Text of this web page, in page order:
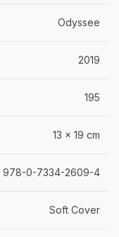
Odyssee
2019
195
13 x 19 cm
978-0-7334-2609-4
Soft Cover